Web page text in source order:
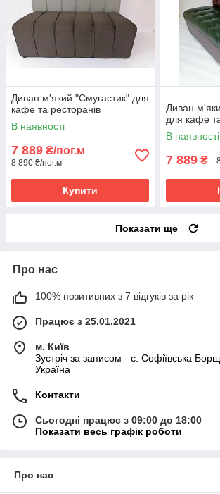
Диван м'який "Смугастик" для
кафе та ресторанів
В наявності
7 889 ₴/пог.м
8 890 ₴/пог.м
Купити
Диван
для кафе
В наявності
7 889 ₴
Показати ще
Про нас
100% позитивних з 7 відгуків за рік
Працює з 25.01.2021
м. Київ
Зустріч за записом - с. Софіївська
Україна
Контакти
Сьогодні працює з 09:00 до 18:00
Показати весь графік роботи
Про нас